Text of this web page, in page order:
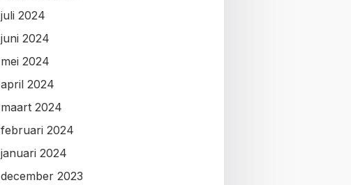
juli 2024
juni 2024
mei 2024
april 2024
maart 2024
februari 2024
januari 2024
december 2023